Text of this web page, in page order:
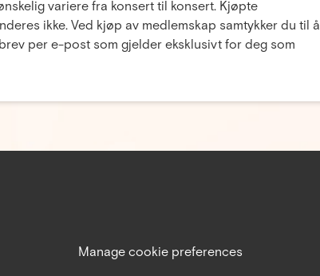
variere fra konsert til konsert. Kjøpte
ikke. Ved kjøp av medlemskap samtykker du til å
per e-post som gjelder eksklusivt for deg som
Manage cookie preferences